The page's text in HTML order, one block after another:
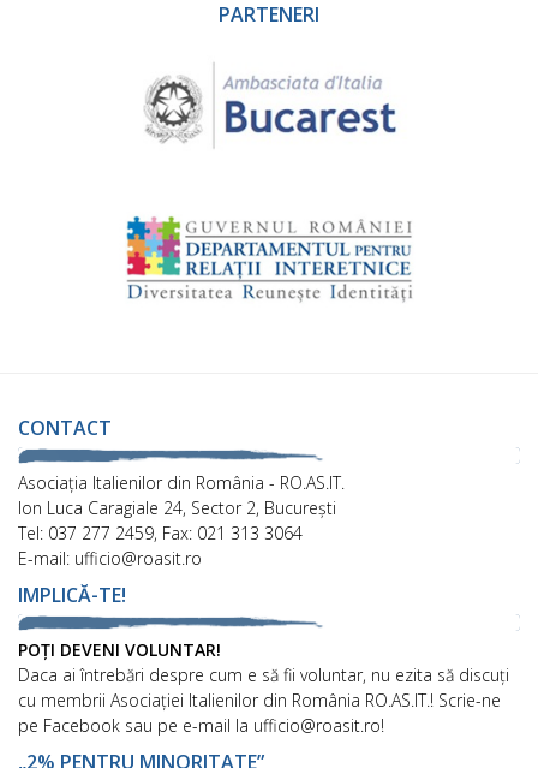
PARTENERI
CONTACT
Asociaţia Italienilor din România - RO.AS.IT.
Ion Luca Caragiale 24, Sector 2, București
Tel: 037 277 2459, Fax: 021 313 3064
E-mail: ufficio@roasit.ro
IMPLICĂ-TE!
POȚI DEVENI VOLUNTAR!
Daca ai întrebări despre cum e să fii voluntar, nu ezita să discuți
cu membrii Asociației Italienilor din România RO.AS.IT.! Scrie-ne
pe Facebook sau pe e-mail la ufficio@roasit.ro!
„2% PENTRU MINORITATE”